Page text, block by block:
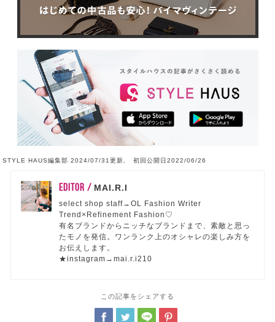
STYLE HAUS編集部 2024/07/31更新, 初回公開日2022/06/26
EDITOR / MAI.R.I
select shop staff→OL Fashion Writer
Trend×Refinement Fashion♡
有名ブランドからニッチなブランドまで、素敵と思っ
たモノを発信。ワンランク上のオシャレの楽しみ方を
お伝えします。
★instagram→mai.r.i210
この記事をシェアする